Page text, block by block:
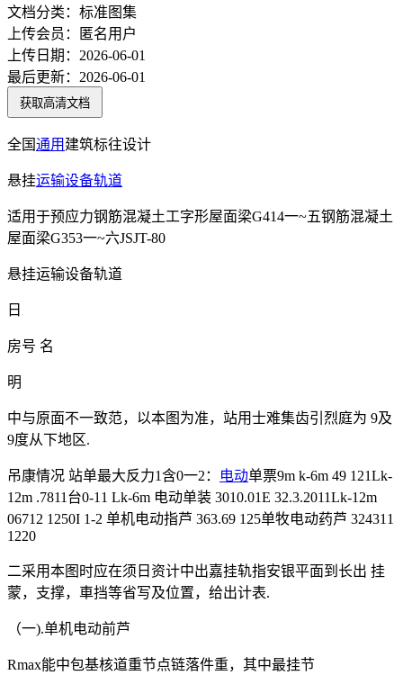
文档分类： 标准图集
上传会员：
匿名用户
上传日期： 2026-06-01
最后更新： 2026-06-01
获取高清文档
全国通用 建筑标往设计
悬挂运输设备轨道
适用于预应力钢筋混凝土工字形屋面梁G414一~五钢筋混凝土
屋面梁G353一~六JSJT-80
悬挂运输设备轨道
日
房号 名
明
中与原面不一致范，以本图为准，站用士难集齿引烈庭为 9及
9度从下地区.
吊康情况 站单最大反力1含0一2： 电动单票9m k-6m 49 121Lk-
12m .7811台0-11 Lk-6m 电动单装 3010.01E 32.3.2011Lk-12m
06712 1250I 1-2 单机电动指芦 363.69 125单牧电动药芦 324311
1220
二采用本图时应在须日资计中出嘉挂轨指安银平面到长出 挂
蒙，支撑，車挡等省写及位置，给出计表.
（一).单机电动前芦
Rmax能中包基核道重节点链落件重，其中最挂节